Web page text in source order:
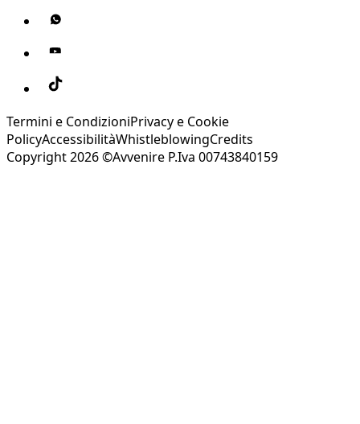
Termini e CondizioniPrivacy e Cookie
PolicyAccessibilitàWhistleblowingCredits
Copyright 2026 ©Avvenire P.Iva 00743840159